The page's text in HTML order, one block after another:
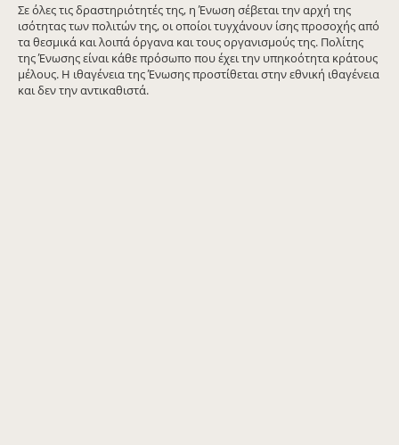
Σε όλες τις δραστηριότητές της, η Ένωση σέβεται την αρχή της
ισότητας των πολιτών της, οι οποίοι τυγχάνουν ίσης προσοχής από
τα θεσμικά και λοιπά όργανα και τους οργανισμούς της. Πολίτης
της Ένωσης είναι κάθε πρόσωπο που έχει την υπηκοότητα κράτους
μέλους. Η ιθαγένεια της Ένωσης προστίθεται στην εθνική ιθαγένεια
και δεν την αντικαθιστά.